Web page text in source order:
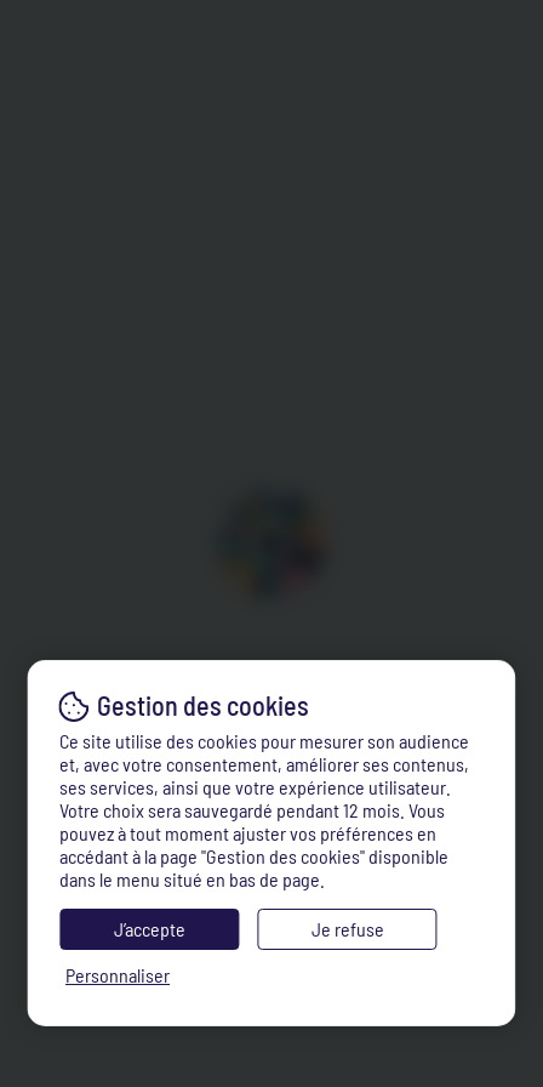
Ce site utilise des cookies pour mesurer son audience
et, avec votre consentement, améliorer ses contenus,
ses services, ainsi que votre expérience utilisateur.
Votre choix sera sauvegardé pendant 12 mois. Vous
pouvez à tout moment ajuster vos préférences en
accédant à la page "Gestion des cookies" disponible
dans le menu situé en bas de page.
J’accepte
Je refuse
Personnaliser